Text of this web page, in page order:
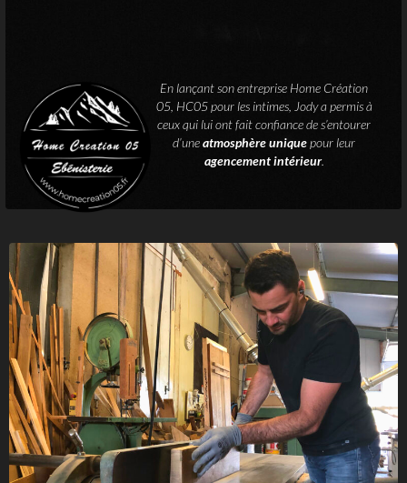
En lançant son entreprise Home Création
05, HC05 pour les intimes, Jody a permis à
ceux qui lui ont fait confiance de s’entourer
d’uneatmosphère uniquepour leur
agencement intérieur.